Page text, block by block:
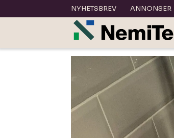
NYHETSBREV ANNONSER